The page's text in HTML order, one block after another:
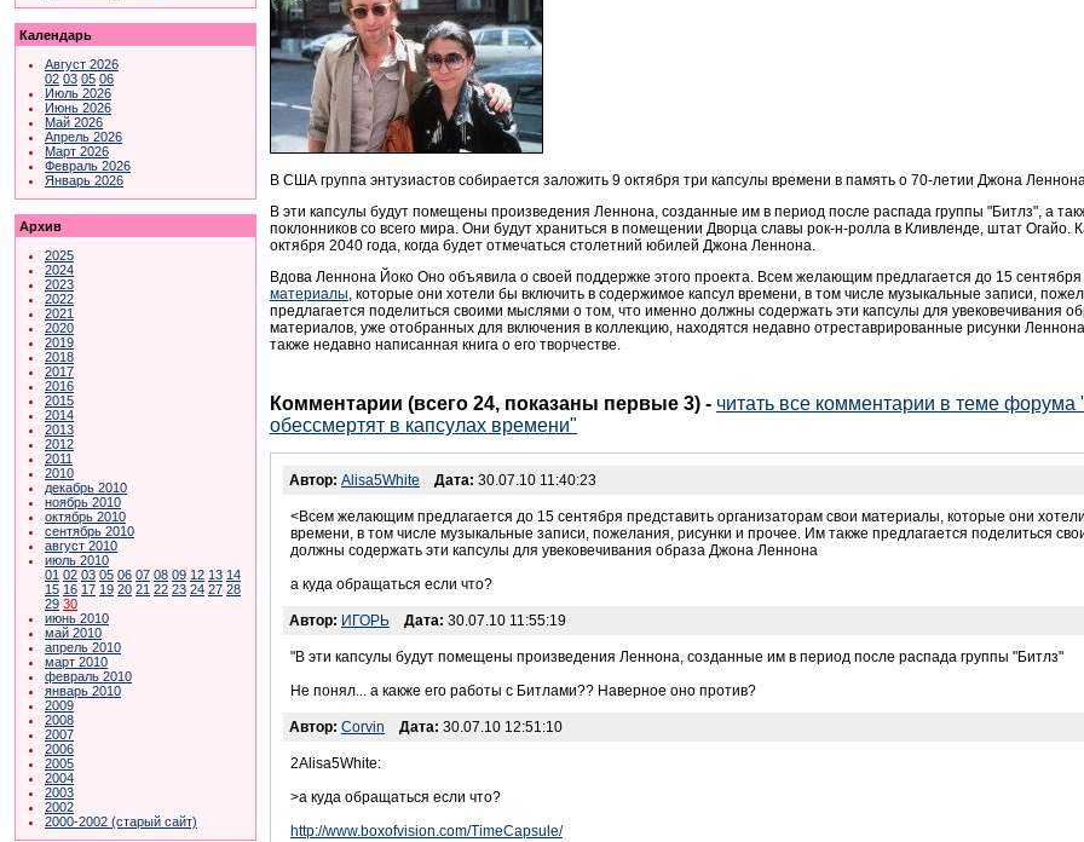
Календарь
Август 2026
02 03 05 06
Июль 2026
Июнь 2026
Май 2026
Апрель 2026
Март 2026
Февраль 2026
Январь 2026
Архив
2025
2024
2023
2022
2021
2020
2019
2018
2017
2016
2015
2014
2013
2012
2011
2010
декабрь 2010
ноябрь 2010
октябрь 2010
сентябрь 2010
август 2010
июль 2010
01 02 03 05 06 07 08 09 12 13 14
15 16 17 19 20 21 22 23 24 27 28
29 30
июнь 2010
май 2010
апрель 2010
март 2010
февраль 2010
январь 2010
2009
2008
2007
2006
2005
2004
2003
2002
2000-2002 (старый сайт)
В США группа энтузиастов собирается заложить 9 октября три капсулы времени в память о 70-летии Джона
В эти капсулы будут помещены произведения Леннона, созданные им в период после распада группы "Битлз", а
поклонников со всего мира. Они будут храниться в помещении Дворца славы рок-н-ролла в Кливленде, штат Огайо.
октября 2040 года, когда будет отмечаться столетний юбилей Джона Леннона.
Вдова Леннона Йоко Оно объявила о своей поддержке этого проекта. Всем желающим предлагается до 15 сентября
материалы , которые они хотели бы включить в содержимое капсул времени, в том числе музыкальные записи,
предлагается поделиться своими мыслями о том, что именно должны содержать эти капсулы для увековечивания
материалов, уже отобранных для включения в коллекцию, находятся недавно отреставрированные рисунки
также недавно написанная книга о его творчестве.
Комментарии (всего 24, показаны первые 3) - читать все комментарии в теме
обессмертят в капсулах времени"
Автор: Alisa5White Дата: 30.07.10 11:40:23
<Всем желающим предлагается до 15 сентября представить организаторам свои материалы, которые они
времени, в том числе музыкальные записи, пожелания, рисунки и прочее. Им также предлагается поделиться
должны содержать эти капсулы для увековечивания образа Джона Леннона
а куда обращаться если что?
Автор: ИГОРЬ Дата: 30.07.10 11:55:19
"В эти капсулы будут помещены произведения Леннона, созданные им в период после распада группы "Битлз"
Не понял... а какже его работы с Битлами?? Наверное оно против?
Автор: Corvin Дата: 30.07.10 12:51:10
2Alisa5White:
>а куда обращаться если что?
http://www.boxofvision.com/TimeCapsule/